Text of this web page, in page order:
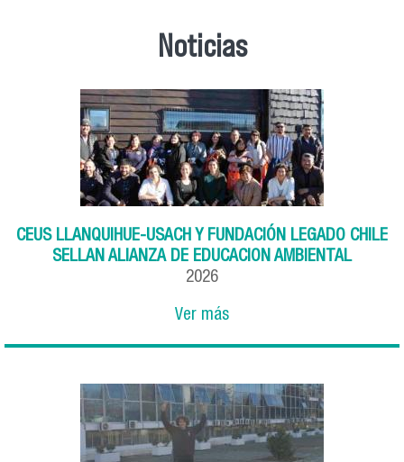
Noticias
CEUS LLANQUIHUE-USACH Y FUNDACIÓN LEGADO CHILE
SELLAN ALIANZA DE EDUCACION AMBIENTAL
2026
Ver más